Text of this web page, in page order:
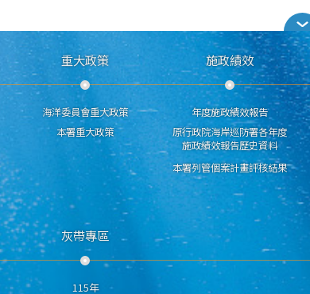
重大政策
海洋委員會重大政策
本署重大政策
施政績效
年度施政績效報告
原行政院海岸巡防署各年度
施政績效報告歷史資料
本署列管個案計畫評核結果
灰帶專區
115年